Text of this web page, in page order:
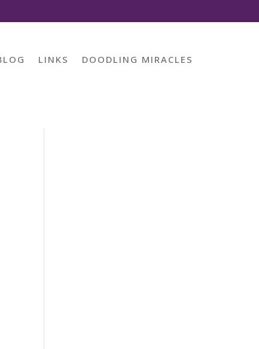
LINKS DOODLING MIRACLES